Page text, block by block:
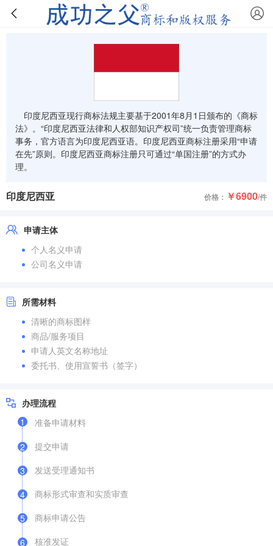
印度尼西亚现行商标法规主要基于2001年8月1日颁布的《商标
法》。“印度尼西亚法律和人权部知识产权司”统一负责管理商标
事务，官方语言为印度尼西亚语。印度尼西亚商标注册采用“申请
在先”原则。印度尼西亚商标注册只可通过“单国注册”的方式办
理。
印度尼西亚 价格： ￥6900/件
申请主体
个人名义申请
公司名义申请
所需材料
清晰的商标图样
商品/服务项目
申请人英文名称地址
委托书、使用宣誓书（签字）
办理流程
1
准备申请材料
2
提交申请
3
发送受理通知书
4
商标形式审查和实质审查
5
商标申请公告
6 核准发证